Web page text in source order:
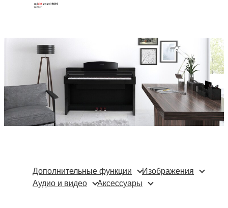
Дополнительные функции
Изображения
Аудио и видео
Аксессуары